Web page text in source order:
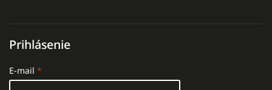
Prihlásenie
E-mail